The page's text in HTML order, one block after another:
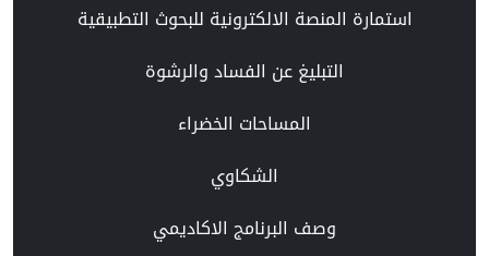
استمارة المنصة الالكترونية للبحوث التطبيقية
التبليغ عن الفساد والرشوة
المساحات الخضراء
الشكاوي
وصف البرنامج الاكاديمي